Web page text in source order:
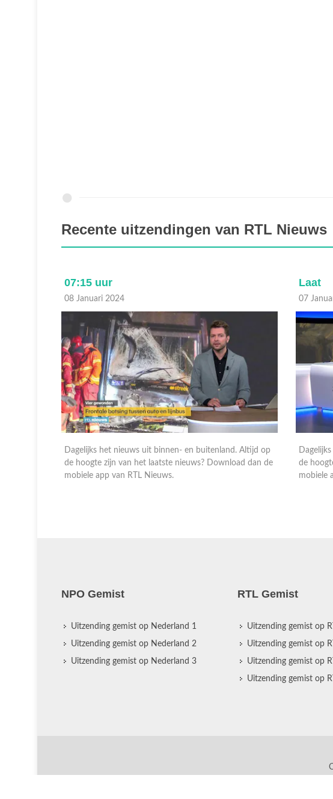
Recente uitzendingen van RTL Nieuws
07:15 uur
08 Januari 2024
Dagelijks het nieuws uit binnen- en buitenland. Altijd op
de hoogte zijn van het laatste nieuws? Download dan de
mobiele app van RTL Nieuws.
Laat
07
de
mobiele
NPO Gemist
Uitzending gemist op Nederland 1
Uitzending gemist op Nederland 2
Uitzending gemist op Nederland 3
RTL Gemist
Uitzending gemist op
Uitzending gemist op
Uitzending gemist op
Uitzending gemist op